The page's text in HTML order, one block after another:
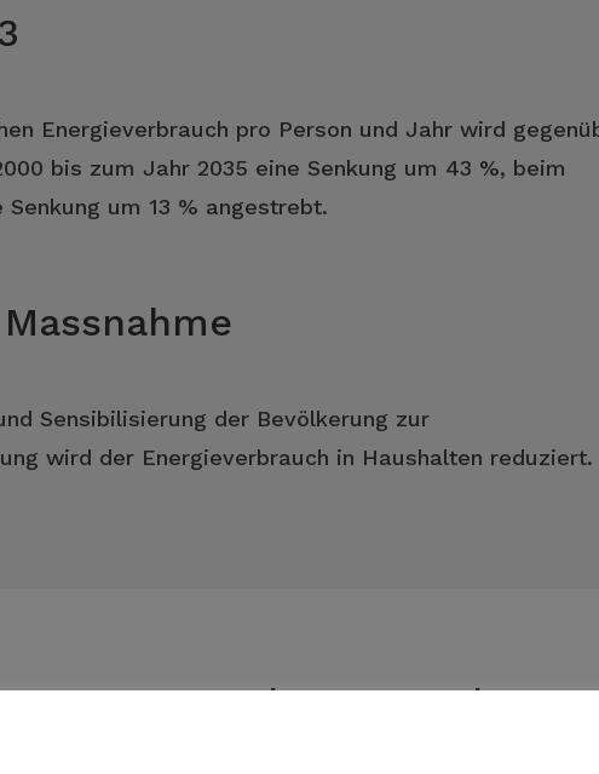
Energieverbrauch pro Person und Jahr wird
bis zum Jahr 2035 eine Senkung um 43 %, beim
um 13 % angestrebt.
Sensibilisierung der Bevölkerung zur
wird der Energieverbrauch in Haushalten reduziert.
Umsetzung der Massnahme